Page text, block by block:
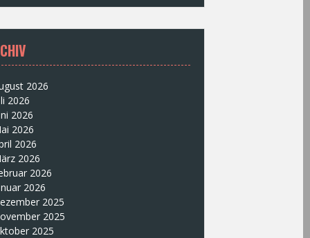
2026
2026
2026
2026
2026
2026
2026
2026
2025
2025
2025